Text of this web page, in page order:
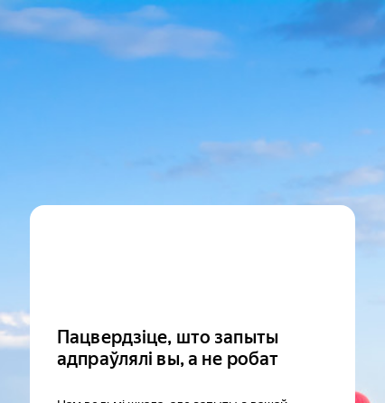
Пацвердзіце, што запыты
адпраўлялі вы, а не робат